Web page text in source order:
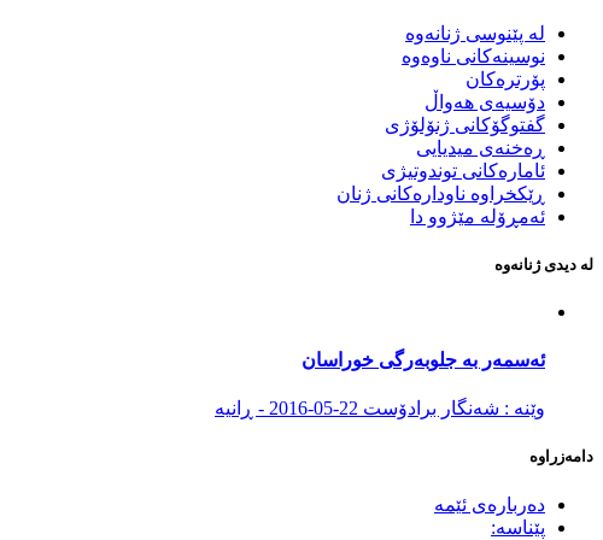
لە پێنوسی ژنانەوە
نوسینەکانی ناوەوە
پۆرترەکان
دۆسیەی هەواڵ
گفتوگۆکانی ژنۆلۆژی
ڕەخنەی میدیایی
ئامارەکانی توندوتیژی
ڕێکخراوە ناودارەکانی ژنان
ئەمڕۆلە مێژوو دا
لە دیدی ژنانەوە
ئەسمەر بە جلوبەرگی خوراسان
وێنە : شەنگار برادۆست 22-05-2016 - ڕانیە
دامەزراوە
دەربارەی ئێمە
پێناسە: